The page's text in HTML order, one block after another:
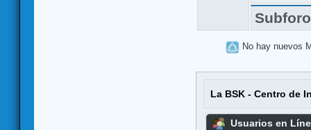
No hay nuevos
La BSK - Centro de
Usuarios en